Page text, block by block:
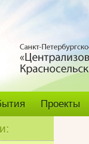
Проекты